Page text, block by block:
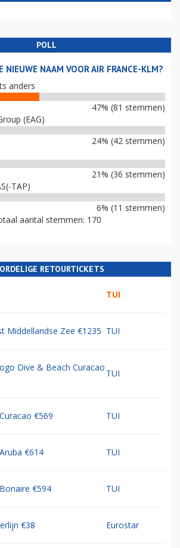
POLL
NIEUWE NAAM VOOR AIR FRANCE-KLM?
anders
47% (81 stemmen)
(EAG)
24% (42 stemmen)
21% (36 stemmen)
TAP)
6% (11 stemmen)
aantal stemmen: 170
RETOURTICKETS
TUI
Middellandse Zee €1235 TUI
Dive & Beach Curacao
TUI
€569 TUI
€614 TUI
€594 TUI
€38 Eurostar